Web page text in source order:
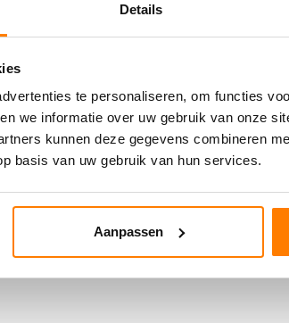
Details
te personaliseren, om functies
we informatie over uw gebruik van onze
kunnen deze gegevens combineren
basis van uw gebruik van hun services.
Aanpassen